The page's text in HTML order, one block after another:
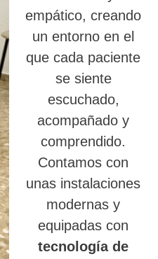
empático, creando
un entorno en el
que cada paciente
se siente
escuchado,
acompañado y
comprendido.
Contamos con
unas instalaciones
modernas y
equipadas con
tecnología de